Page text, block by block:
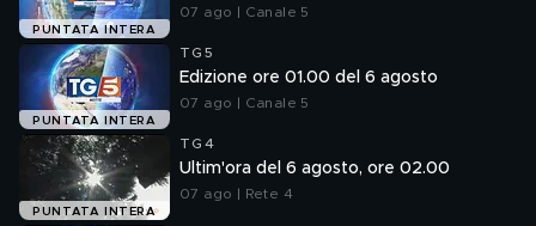
PUNTATA INTERA
07 ago | Canale 5
PUNTATA INTERA
TG5
Edizione ore 01.00 del 6 agosto
07 ago | Canale 5
PUNTATA INTERA
TG4
Ultim'ora del 6 agosto, ore 02.00
07 ago | Rete 4